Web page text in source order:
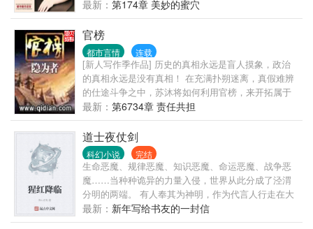
女子美颜养生的红颜馆，那是女人的天堂！ 意外开启
家传之宝——极乐美人图！一夜蜕变的他踏入了香艳
绝色的极品女神收藏之路！ 无数绝代佳丽粉墨登场！
御姐、女王、温婉美少妇、雍容熟~妇、娇俏少女、纯
情萝~~莉和那有点小邪恶的幼幼甚至于具有发展潜力
埋没的极品女人，用洛草那坏坏的话叫做：“一切都不
是问题，能发展就是硬道理，我们要走宁收错不放过
的全面收藏之路！”
最新： 第174章 美妙的蜜穴
官榜
都市言情 连载
[新人写作季作品] 历史的真相永远是盲人摸象，政治
的真相永远是没有真相！ 在充满扑朔迷离，真假难辨
的仕途斗争之中，苏沐将如何利用官榜，来开拓属于
自己的一片天地，完成自己心底那份小小愿望呢？一
切尽在官榜……老隐二零一二年倾力打造官场爽文，
请诸君多多支持！ 读网络文学就用盛大Bambook，多
款优惠套装官网促销中！ ...
最新： 第6734章 责任共担
道士夜仗剑
科幻小说 完结
生命恶魔、规律恶魔、知识恶魔、命运恶魔、战争恶
魔……当种种诡异的力量入侵，世界从此分成了泾渭
分明的两端。 有人奉其为神明，作为代言人行走在大
地之上。有人选择在猩红的夜晚，饮上一杯烈酒，举
起了手里的猎枪。
最新： 新年写给书友的一封信